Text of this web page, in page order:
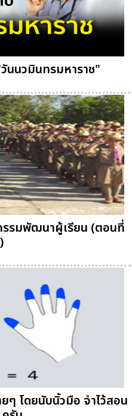
นนวมินทรมหาราช"
รรมพัฒนาผู้เรียน (ตอนที่
ๆ โดยนับนิ้วมือ จำไว้สอน